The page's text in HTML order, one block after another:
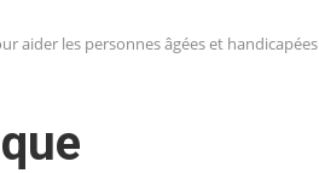
aider les personnes âgées et handicapées